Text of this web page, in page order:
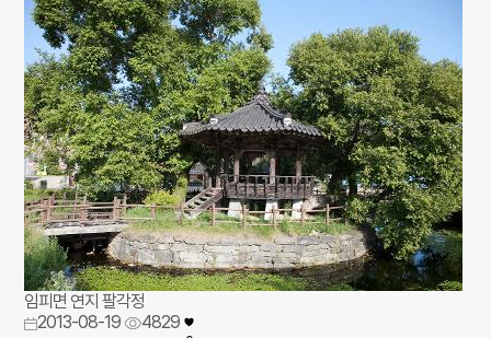
임피면 연지 팔각정
2013-08-19
4829